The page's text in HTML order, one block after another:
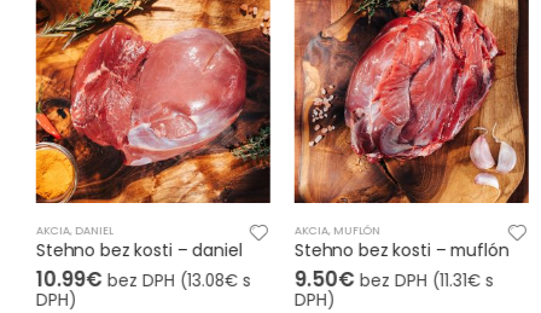
AKCIA,DANIEL
Stehno bez kosti – daniel
10.99€ bez DPH ( 13.08€s
DPH)
AKCIA,MUFLÓN
Stehno bez kosti – muflón
9.50€ bez DPH ( 11.31€s
DPH)